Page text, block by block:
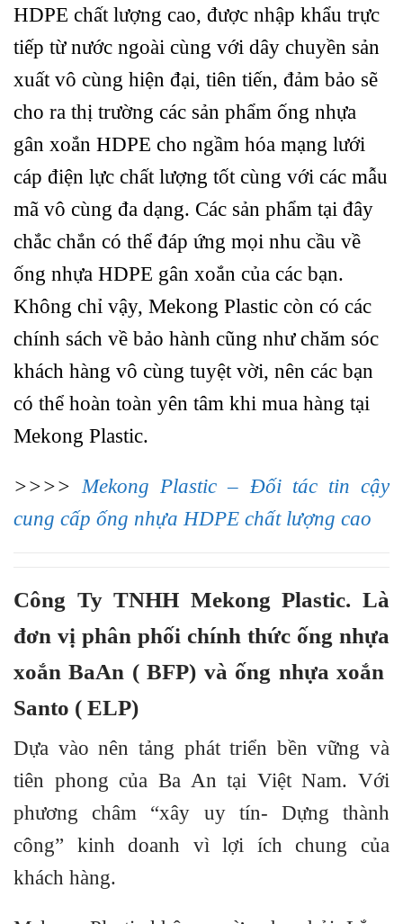
HDPE chất lượng cao, được nhập khẩu trực
tiếp từ nước ngoài cùng với dây chuyền sản
xuất vô cùng hiện đại, tiên tiến, đảm bảo sẽ
cho ra thị trường các sản phẩm ống nhựa
gân xoắn HDPE cho ngầm hóa mạng lưới
cáp điện lực chất lượng tốt cùng với các mẫu
mã vô cùng đa dạng. Các sản phẩm tại đây
chắc chắn có thể đáp ứng mọi nhu cầu về
ống nhựa HDPE gân xoắn của các bạn.
Không chỉ vậy, Mekong Plastic còn có các
chính sách về bảo hành cũng như chăm sóc
khách hàng vô cùng tuyệt vời, nên các bạn
có thể hoàn toàn yên tâm khi mua hàng tại
Mekong Plastic.
>>>> Mekong Plastic – Đối tác tin cậy
cung cấp ống nhựa HDPE chất lượng cao
Công Ty TNHH Mekong Plastic. Là
đơn vị phân phối chính thức ống nhựa
xoắn BaAn ( BFP) và ống nhựa xoắn
Santo ( ELP)
Dựa vào nên tảng phát triển bền vững và
tiên phong của Ba An tại Việt Nam. Với
phương châm “xây uy tín- Dựng thành
công” kinh doanh vì lợi ích chung của
khách hàng.